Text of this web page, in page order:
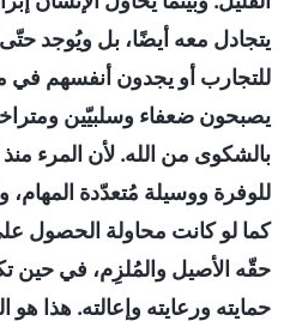
يتجادل معه أيضًا، بل ويُوجد
للتجارب أو يجدون أنفسهم في
يصبحون ضعفاء وسلبيّين
بالشكوى من الله. لأن المرء
للوفرة ووسيلة مُتعدّدة المهام،
كما لو كانت محاولة الحصول
حقّه الأصيل والمُلزِم، في حين
حمايته ورعايته وإعالته. هذا هو